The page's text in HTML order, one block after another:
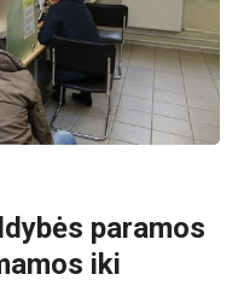
paramos
iki